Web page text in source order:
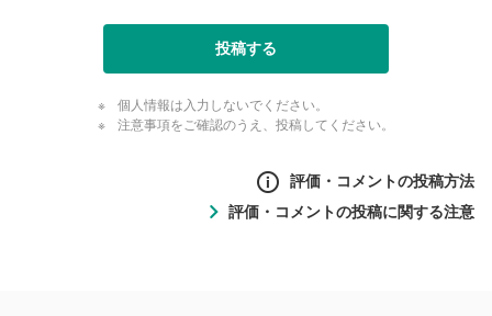
投稿する
個人情報は入力しないでください。
注意事項をご確認のうえ、投稿してください。
評価・コメントの投稿方法
評価・コメントの投稿に関する注意